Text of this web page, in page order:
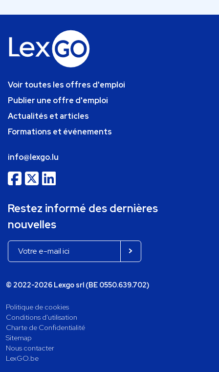
Voir toutes les offres d'emploi
Publier une offre d'emploi
Actualités et articles
Formations et événements
info@lexgo.lu
Restez informé des dernières
nouvelles
© 2022-2026 Lexgo srl (BE 0550.639.702)
Politique de cookies
Conditions d'utilisation
Charte de Confidentialité
Sitemap
Nous contacter
LexGO.be